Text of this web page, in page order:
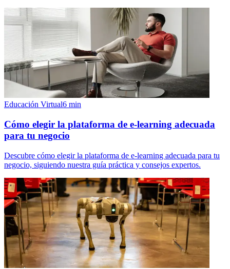
Educación Virtual6 min
Cómo elegir la plataforma de e-learning adecuada
para tu negocio
Descubre cómo elegir la plataforma de e-learning adecuada para tu
negocio, siguiendo nuestra guía práctica y consejos expertos.